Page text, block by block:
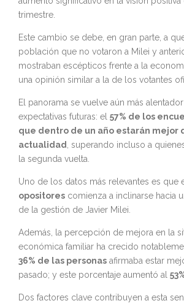
trimestre.
Este cambio se debe, en gran parte, a
población que no votaron a Milei y
mostraban escépticos frente a la
una opinión similar a la de los votantes
El panorama se vuelve aún más
expectativas futuras: el 57% de los
que dentro de un año estarán mejor
actualidad, superando incluso a
la segunda vuelta.
Uno de los datos más relevantes es que
opositores comienza a inclinarse hacia
de la gestión de Javier Milei.
Además, la percepción de mejora en la
económica familiar ha crecido
36% de las personas afirmaba estar
pasado; y este porcentaje aumentó al
Dos factores clave contribuyen a esta